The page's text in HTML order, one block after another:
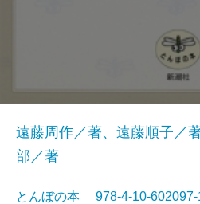
遠藤周作／著、遠藤順子／
部／著
とんぼの本 978-4-10-